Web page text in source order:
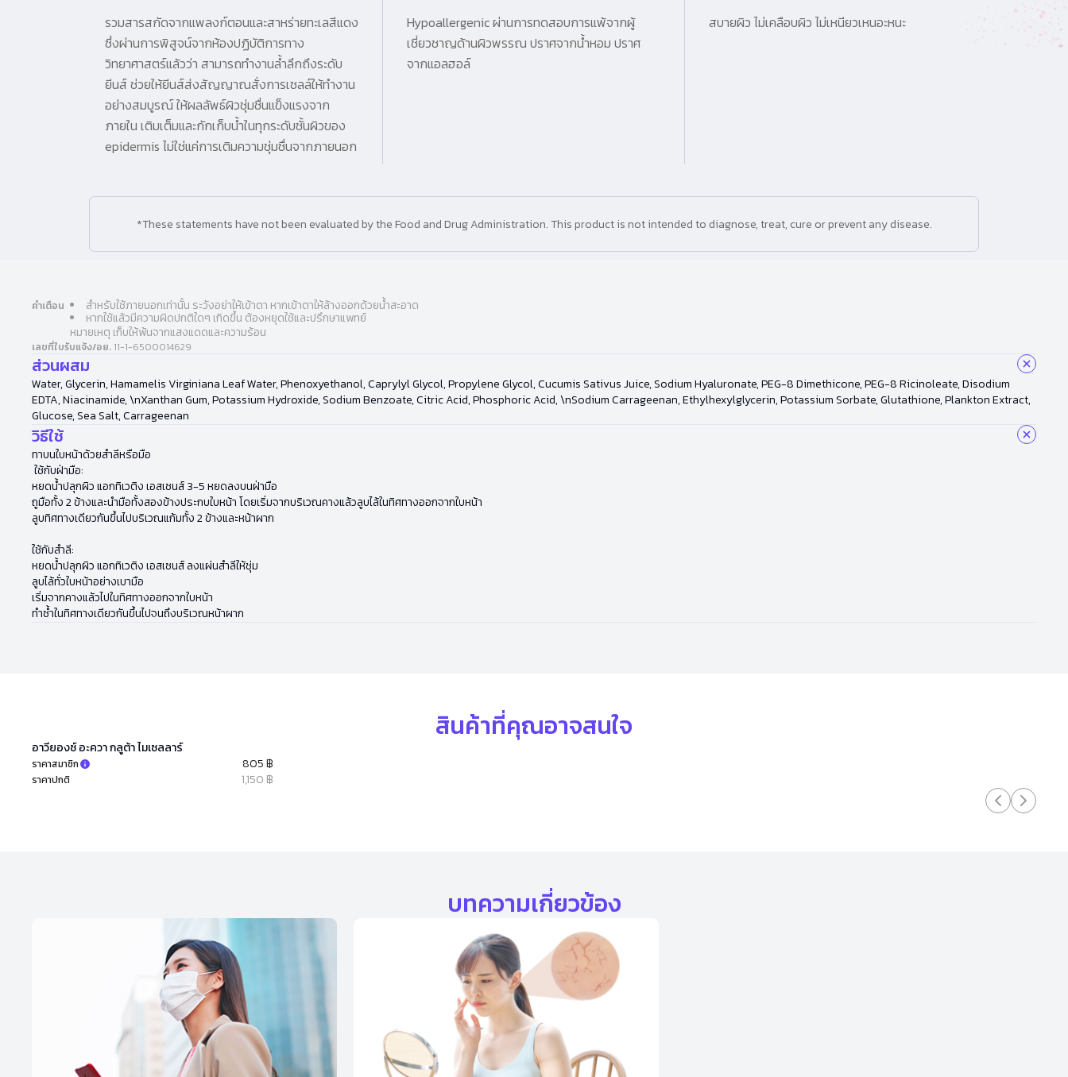
รวมสารสกัดจากแพลงก์ตอนและสาหร่ายทะเลสีแดง
ซึ่งผ่านการพิสูจน์จากห้องปฏิบัติการทาง
วิทยาศาสตร์แล้วว่า สามารถทำงานล้ำลึกถึงระดับ
ยีนส์ ช่วยให้ยีนส์ส่งสัญญาณสั่งการเซลล์ให้ทำงาน
อย่างสมบูรณ์ ให้ผลลัพธ์ผิวชุ่มชื่นแข็งแรงจาก
ภายใน เติมเต็มและกักเก็บน้ำในทุกระดับชั้นผิวของ
epidermis ไม่ใช่แค่การเติมความชุ่มชื่นจากภายนอก
Hypoallergenic ผ่านการทดสอบการแพ้จากผู้
เชี่ยวชาญด้านผิวพรรณ ปราศจากน้ำหอม ปราศ
จากแอลฮอล์
สบายผิว ไม่เคลือบผิว ไม่เหนียวเหนอะหนะ
*These statements have not been evaluated by the Food and Drug Administration. This product is not intended to diagnose, treat, cure or prevent any disease.
คำเตือน สำหรับใช้ภายนอกเท่านั้น ระวังอย่าให้เข้าตา หากเข้าตาให้ล้างออกด้วยน้ำสะอาด
หากใช้แล้วมีความผิดปกติใดๆ เกิดขึ้น ต้องหยุดใช้และปรึกษาแพทย์
หมายเหตุ เก็บให้พ้นจากแสงแดดและความร้อน
เลขที่ใบรับแจ้ง/อย. 11-1-6500014629
ส่วนผสม
Water, Glycerin, Hamamelis Virginiana Leaf Water, Phenoxyethanol, Caprylyl Glycol, Propylene Glycol, Cucumis Sativus Juice, Sodium Hyaluronate, PEG-8 Dimethicone, PEG-8 Ricinoleate, Disodium
EDTA, Niacinamide, \nXanthan Gum, Potassium Hydroxide, Sodium Benzoate, Citric Acid, Phosphoric Acid, \nSodium Carrageenan, Ethylhexylglycerin, Potassium Sorbate, Glutathione, Plankton Extract,
Glucose, Sea Salt, Carrageenan
วิธีใช้
ทาบนใบหน้าด้วยสำลีหรือมือ
ใช้กับฝ่ามือ:
หยดน้ำปลุกผิว แอกทิเวติง เอสเซนส์ 3-5 หยดลงบนฝ่ามือ
ถูมือทั้ง 2 ข้างและนำมือทั้งสองข้างประกบใบหน้า โดยเริ่มจากบริเวณคางแล้วลูบไล้ในทิศทางออกจากใบหน้า
ลูบทิศทางเดียวกันขึ้นไปบริเวณแก้มทั้ง 2 ข้างและหน้าผาก
ใช้กับสำลี:
หยดน้ำปลุกผิว แอกทิเวติง เอสเซนส์ ลงแผ่นสำลีให้ชุ่ม
ลูบไล้ทั่วใบหน้าอย่างเบามือ
เริ่มจากคางแล้วไปในทิศทางออกจากใบหน้า
ทำซ้ำในทิศทางเดียวกันขึ้นไปจนถึงบริเวณหน้าผาก
สินค้าที่คุณอาจสนใจ
อาวียองซ์ อะควา กลูต้า ไมเซลลาร์
ราคาสมาชิก 805 ฿
ราคาปกติ 1,150 ฿
บทความเกี่ยวข้อง